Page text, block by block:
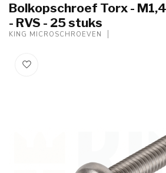
Bolkopschroef Torx -
- RVS - 25 stuks
KING MICROSCHROEVEN